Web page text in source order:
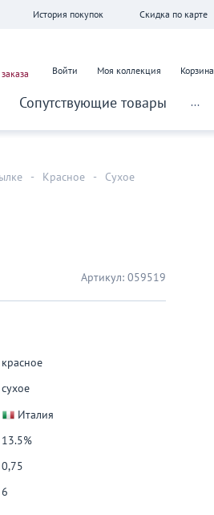
История покупок Скидка по карте
Войти Моя коллекция Корзина
Сопутствующие товары ...
- Красное - Сухое
Артикул: 059519
красное
сухое
Италия
13.5%
0,75
6